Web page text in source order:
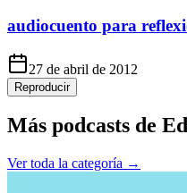
audiocuento para
27 de abril de 2012
Reproducir
Más podcasts de
Ver toda la categoría →